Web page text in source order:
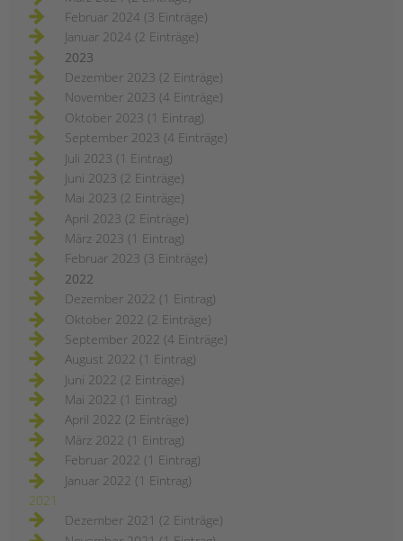
Februar 2024 (3 Einträge)
Januar 2024 (2 Einträge)
2023
Dezember 2023 (2 Einträge)
November 2023 (4 Einträge)
Oktober 2023 (1 Eintrag)
September 2023 (4 Einträge)
Juli 2023 (1 Eintrag)
Juni 2023 (2 Einträge)
Mai 2023 (2 Einträge)
April 2023 (2 Einträge)
März 2023 (1 Eintrag)
Februar 2023 (3 Einträge)
2022
Dezember 2022 (1 Eintrag)
Oktober 2022 (2 Einträge)
September 2022 (4 Einträge)
August 2022 (1 Eintrag)
Juni 2022 (2 Einträge)
Mai 2022 (1 Eintrag)
April 2022 (2 Einträge)
März 2022 (1 Eintrag)
Februar 2022 (1 Eintrag)
Januar 2022 (1 Eintrag)
2021
Dezember 2021 (2 Einträge)